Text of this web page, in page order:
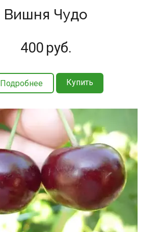
Вишня Чудо
400 руб.
Подробнее Купить